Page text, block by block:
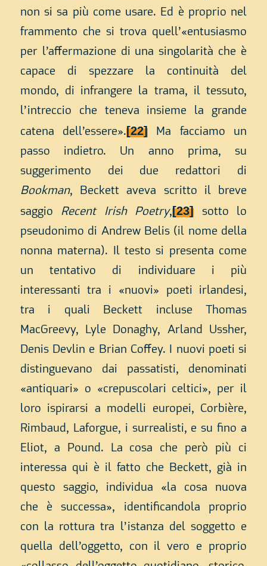
non si sa più come usare. Ed è proprio nel
frammento che si trova quell’«entusiasmo
per l’affermazione di una singolarità che è
capace di spezzare la continuità del
mondo, di infrangere la trama, il tessuto,
l’intreccio che teneva insieme la grande
catena dell’essere».[22] Ma facciamo un
passo indietro. Un anno prima, su
suggerimento dei due redattori di
Bookman, Beckett aveva scritto il breve
saggio Recent Irish Poetry,[23] sotto lo
pseudonimo di Andrew Belis (il nome della
nonna materna). Il testo si presenta come
un tentativo di individuare i più
interessanti tra i «nuovi» poeti irlandesi,
tra i quali Beckett incluse Thomas
MacGreevy, Lyle Donaghy, Arland Ussher,
Denis Devlin e Brian Coffey. I nuovi poeti si
distinguevano dai passatisti, denominati
«antiquari» o «crepuscolari celtici», per il
loro ispirarsi a modelli europei, Corbière,
Rimbaud, Laforgue, i surrealisti, e su fino a
Eliot, a Pound. La cosa che però più ci
interessa qui è il fatto che Beckett, già in
questo saggio, individua «la cosa nuova
che è successa», identificandola proprio
con la rottura tra l’istanza del soggetto e
quella dell’oggetto, con il vero e proprio